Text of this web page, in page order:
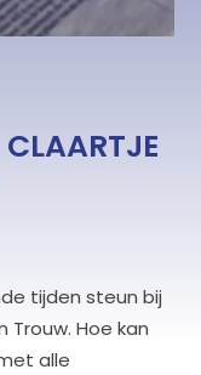
tijden steun bij
Trouw. Hoe kan
alle